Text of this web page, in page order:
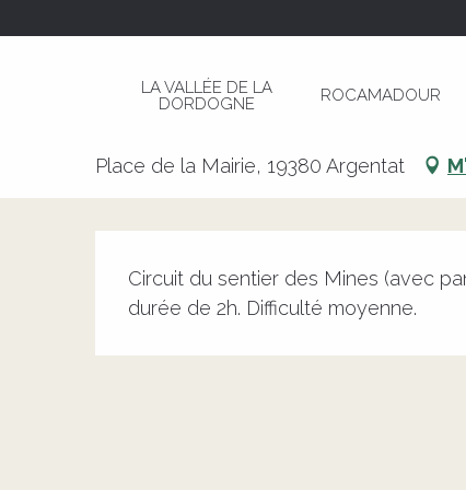
LA VALLÉE DE LA
DORDOGNE
ROCAMADOUR
Randonnées Organisées
Place de la Mairie, 19380 Argentat
Circuit du sentier des Mines (avec
durée de 2h. Difficulté moyenne.